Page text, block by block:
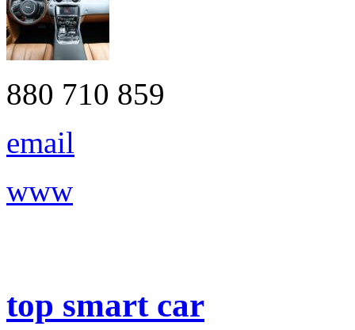
880 710 859
email
www
top smart car